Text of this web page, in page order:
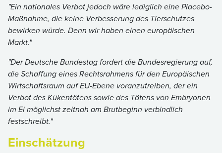
"Ein nationales Verbot jedoch wäre lediglich eine Placebo-
Maßnahme, die keine Verbesserung des Tierschutzes
bewirken würde. Denn wir haben einen europäischen
Markt."
"Der Deutsche Bundestag fordert die Bundesregierung auf,
die Schaffung eines Rechtsrahmens für den Europäischen
Wirtschaftsraum auf EU-Ebene voranzutreiben, der ein
Verbot des Kükentötens sowie des Tötens von Embryonen
im Ei möglichst zeitnah am Brutbeginn verbindlich
festschreibt."
Einschätzung